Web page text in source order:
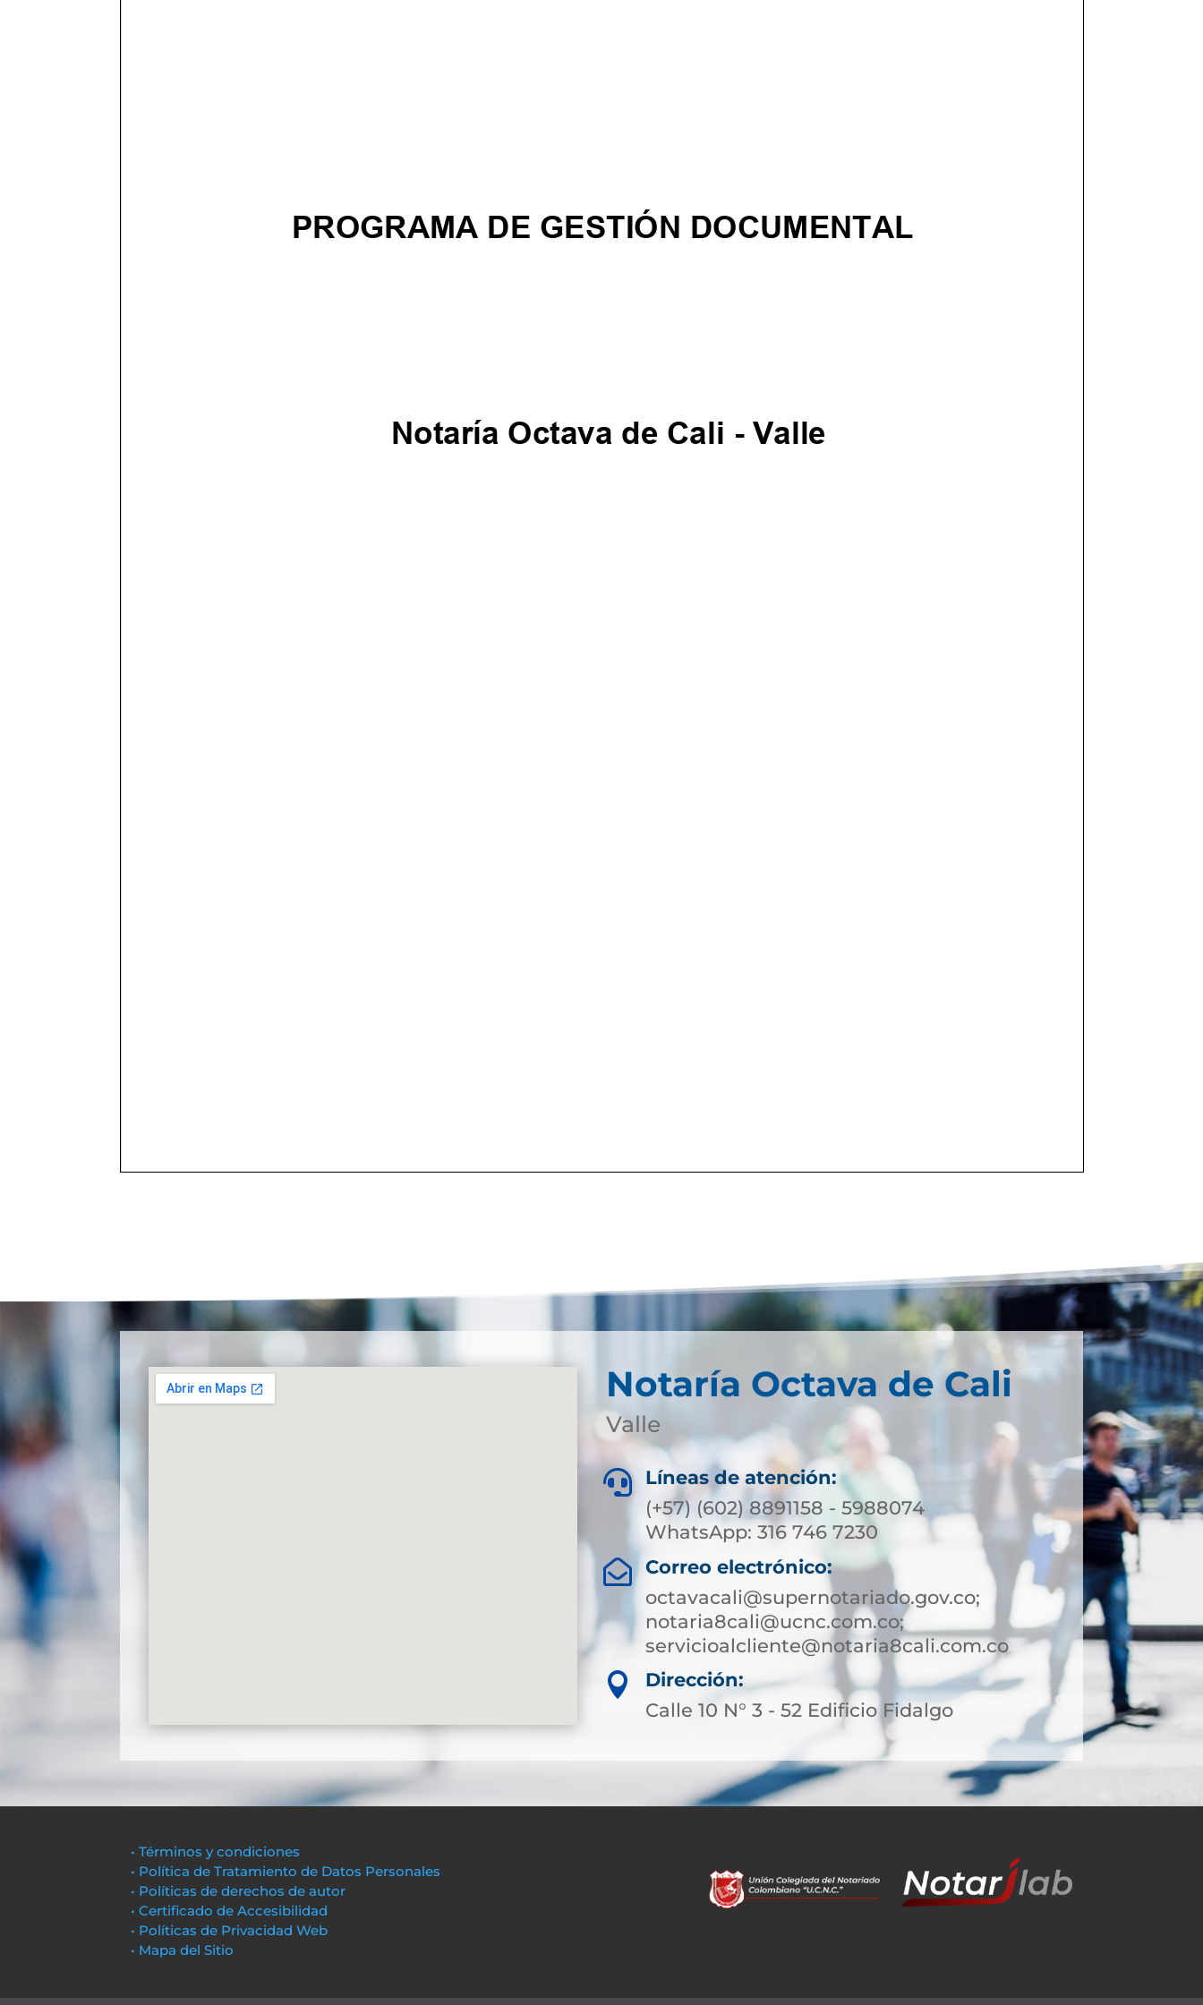
Notaría Octava de Cali
Valle

Líneas de atención:
(+57) (602) 8891158 - 5988074
WhatsApp: 316 746 7230

Correo electrónico:
octavacali@supernotariado.gov.co;
notaria8cali@ucnc.com.co;
servicioalcliente@notaria8cali.com.co

Dirección:
Calle 10 N° 3 - 52 Edificio Fidalgo
• Términos y condiciones
• Política de Tratamiento de Datos Personales
• Políticas de derechos de autor
• Certificado de Accesibilidad
• Políticas de Privacidad Web
• Mapa del Sitio